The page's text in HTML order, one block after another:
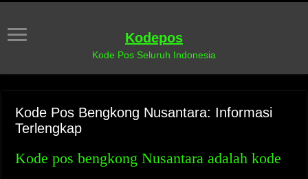
Kodepos
Kode Pos Seluruh Indonesia
Kode Pos Bengkong Nusantara: Informasi
Terlengkap
Kode pos bengkong Nusantara adalah kode